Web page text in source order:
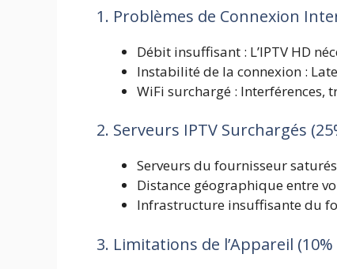
1. Problèmes de Connexion
Débit insuffisant : L’IPTV HD
Instabilité de la connexion :
WiFi surchargé : Interférences,
2. Serveurs IPTV Surchargés
Serveurs du fournisseur
Distance géographique entre
Infrastructure insuffisante du
3. Limitations de l’Appareil (10%